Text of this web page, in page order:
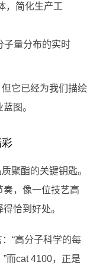
，简化生产工
子量分布的实时
它已经为我们描绘
图。
聚酯的关键钥匙。
奏，像一位技艺高
恰到好处。
“高分子科学的每
而cat 4100，正是